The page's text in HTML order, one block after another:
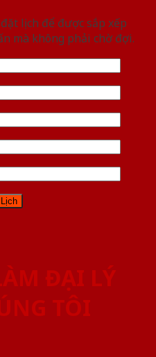
lịch để được sắp xếp
mà không phải chờ đợi.
ĐẠI LÝ
TÔI